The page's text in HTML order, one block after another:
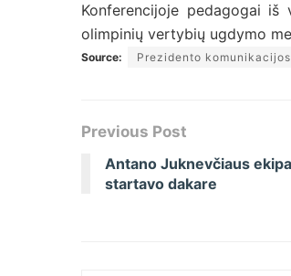
Konferencijoje pedagogai
olimpinių vertybių ugdymo
Source: Prezidento
Previous Post
Antano Juknevčiaus
startavo dakare